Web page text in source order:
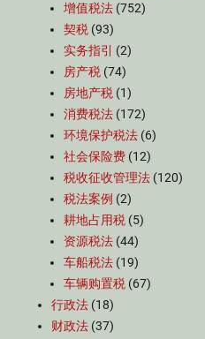
增值税法 (752)
契税 (93)
实务指引
(2)
房产税 (74)
房地产税 (1)
消费税法 (172)
环境保护税法 (6)
社会保险费 (12)
税收征收管理法 (120)
税法案例 (2)
耕地占用税 (5)
资源税法 (44)
车船税法 (19)
车辆购置税 (67)
行政法 (18)
财政法 (37)